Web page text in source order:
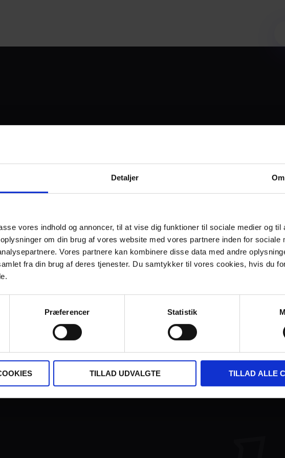
Detaljer Om
vores indhold og annoncer, til at vise dig funktioner til sociale medier og til
om din brug af vores website med vores partnere inden for sociale
Vores partnere kan kombinere disse data med andre
fra din brug af deres tjenester. Du samtykker til vores cookies, hvis du
Præferencer Statistik
TILLAD UDVALGTE TILLAD ALLE